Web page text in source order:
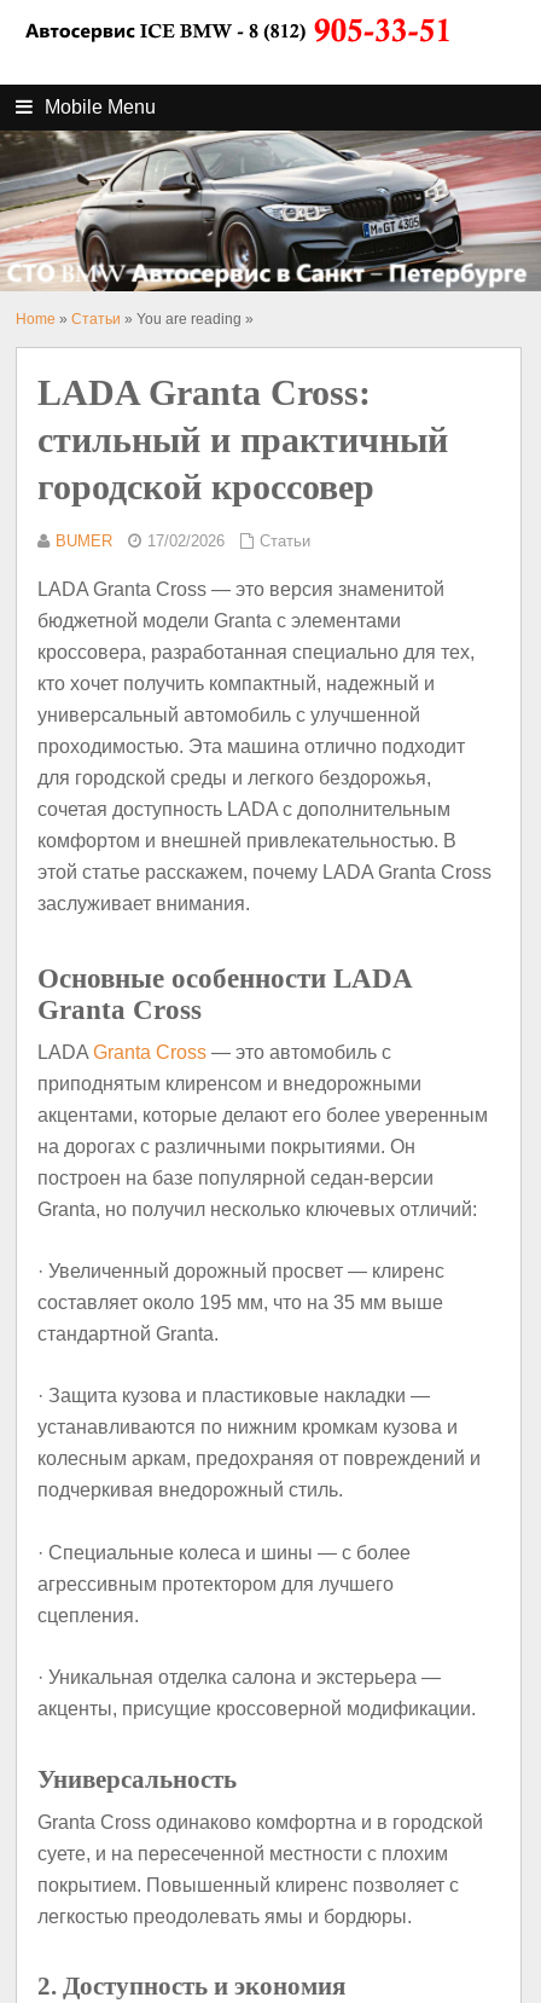
Mobile Menu
Home »Статьи » You are reading »
LADA Granta Cross:
стильный и практичный
городской кроссовер
BUMER 17/02/2026 Статьи
LADA Granta Cross — это версия знаменитой
бюджетной модели Granta с элементами
кроссовера, разработанная специально для тех,
кто хочет получить компактный, надежный и
универсальный автомобиль с улучшенной
проходимостью. Эта машина отлично подходит
для городской среды и легкого бездорожья,
сочетая доступность LADA с дополнительным
комфортом и внешней привлекательностью. В
этой статье расскажем, почему LADA Granta Cross
заслуживает внимания.
Основные особенности LADA
Granta Cross
LADAGranta Cross — это автомобиль с
приподнятым клиренсом и внедорожными
акцентами, которые делают его более уверенным
на дорогах с различными покрытиями. Он
построен на базе популярной седан-версии
Granta, но получил несколько ключевых отличий:
· Увеличенный дорожный просвет — клиренс
составляет около 195 мм, что на 35 мм выше
стандартной Granta.
· Защита кузова и пластиковые накладки —
устанавливаются по нижним кромкам кузова и
колесным аркам, предохраняя от повреждений и
подчеркивая внедорожный стиль.
· Специальные колеса и шины — с более
агрессивным протектором для лучшего
сцепления.
· Уникальная отделка салона и экстерьера —
акценты, присущие кроссоверной модификации.
Универсальность
Granta Cross одинаково комфортна и в городской
суете, и на пересеченной местности с плохим
покрытием. Повышенный клиренс позволяет с
легкостью преодолевать ямы и бордюры.
2. Доступность и экономия